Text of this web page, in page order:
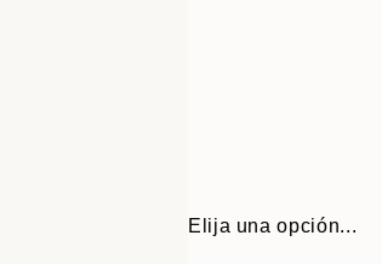
Elija una opción...